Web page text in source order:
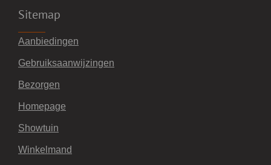
Sitemap
Aanbiedingen
Gebruiksaanwijzingen
Bezorgen
Homepage
Showtuin
Winkelmand